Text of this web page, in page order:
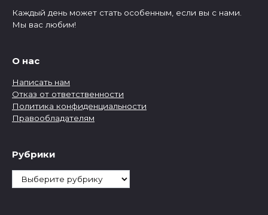
Каждый день может стать особенным, если вы с нами.
Мы вас любим!
О нас
Написать нам
Отказ от ответственности
Политика конфиденциальности
Правообладателям
Рубрики
Рубрики